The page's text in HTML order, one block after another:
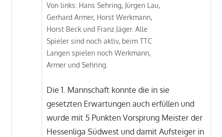
Von links: Hans Sehring, Jürgen Lau,
Gerhard Armer, Horst Werkmann,
Horst Beck und Franz Jäger. Alle
Spieler sind noch aktiv, beim TTC
Langen spielen noch Werkmann,
Armer und Sehring.
Die 1. Mannschaft konnte die in sie
gesetzten Erwartungen auch erfüllen und
wurde mit 5 Punkten Vorsprung Meister der
Hessenliga Südwest und damit Aufsteiger in